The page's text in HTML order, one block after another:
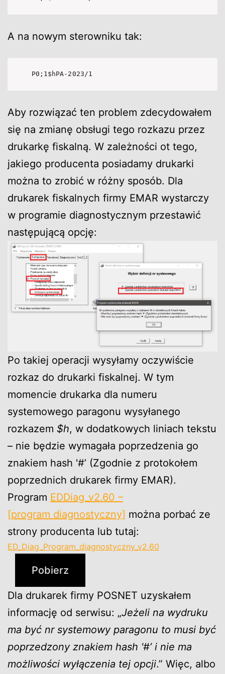
A na nowym sterowniku tak:
P0;1$hPA-2023/1
Aby rozwiązać ten problem zdecydowałem
się na zmianę obsługi tego rozkazu przez
drukarkę fiskalną. W zależności ot tego,
jakiego producenta posiadamy drukarki
można to zrobić w różny sposób. Dla
drukarek fiskalnych firmy EMAR wystarczy
w programie diagnostycznym przestawić
następującą opcję:
Po takiej operacji wysyłamy oczywiście
rozkaz do drukarki fiskalnej. W tym
momencie drukarka dla numeru
systemowego paragonu wysyłanego
rozkazem $h, w dodatkowych liniach tekstu
– nie będzie wymagała poprzedzenia go
znakiem hash '#’ (Zgodnie z protokołem
poprzednich drukarek firmy EMAR).
Program EDDiag_v2.60 –
[program diagnostyczny] można porbać ze
strony producenta lub tutaj:
ED_Diag_Program_diagnostyczny_v2.60
Pobierz
Dla drukarek firmy POSNET uzyskałem
informację od serwisu: „Jeżeli na wydruku
ma być nr systemowy paragonu to musi być
poprzedzony znakiem hash '#’ i nie ma
możliwości wyłączenia tej opcji.” Więc, albo